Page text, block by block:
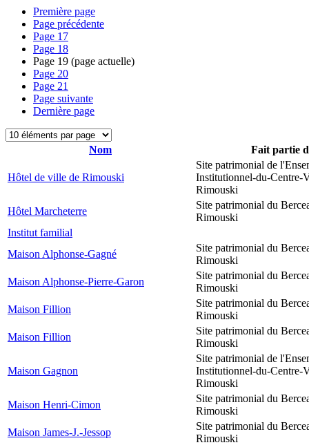
Première page
Page précédente
Page 17
Page 18
Page 19 (page actuelle)
Page 20
Page 21
Page suivante
Dernière page
Nom Fait partie
Hôtel de ville de Rimouski
Site patrimonial de
Institutionnel-du-Centre-
Rimouski
Hôtel Marcheterre
Site patrimonial du
Rimouski
Institut familial
Maison Alphonse-Gagné
Site patrimonial du
Rimouski
Maison Alphonse-Pierre-Garon
Site patrimonial du
Rimouski
Maison Fillion
Site patrimonial du
Rimouski
Maison Fillion
Site patrimonial du
Rimouski
Maison Gagnon
Site patrimonial de
Institutionnel-du-Centre-
Rimouski
Maison Henri-Cimon
Site patrimonial du
Rimouski
Maison James-J.-Jessop
Site patrimonial du
Rimouski